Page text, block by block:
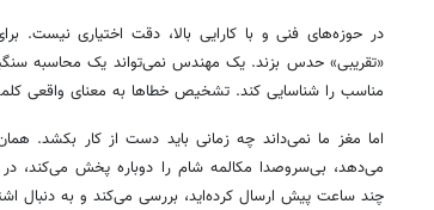
در حوزه‌های فنی و با کارایی بالا، دقت اختیاری نیست.
«تقریبی» حدس بزند. یک مهندس نمی‌تواند یک محاسبه‌
مناسب را شناسایی کند. تشخیص خطاها به معنای واقعی
اما مغز ما نمی‌داند چه زمانی باید دست از کار
می‌دهد، بی‌سروصدا مکالمه‌ شام را دوباره پخش می‌کند، در
چند ساعت پیش ارسال کرده‌اید، بررسی می‌کند و به دنبال